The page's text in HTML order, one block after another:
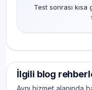
Test sonrası kısa
İlgili blog